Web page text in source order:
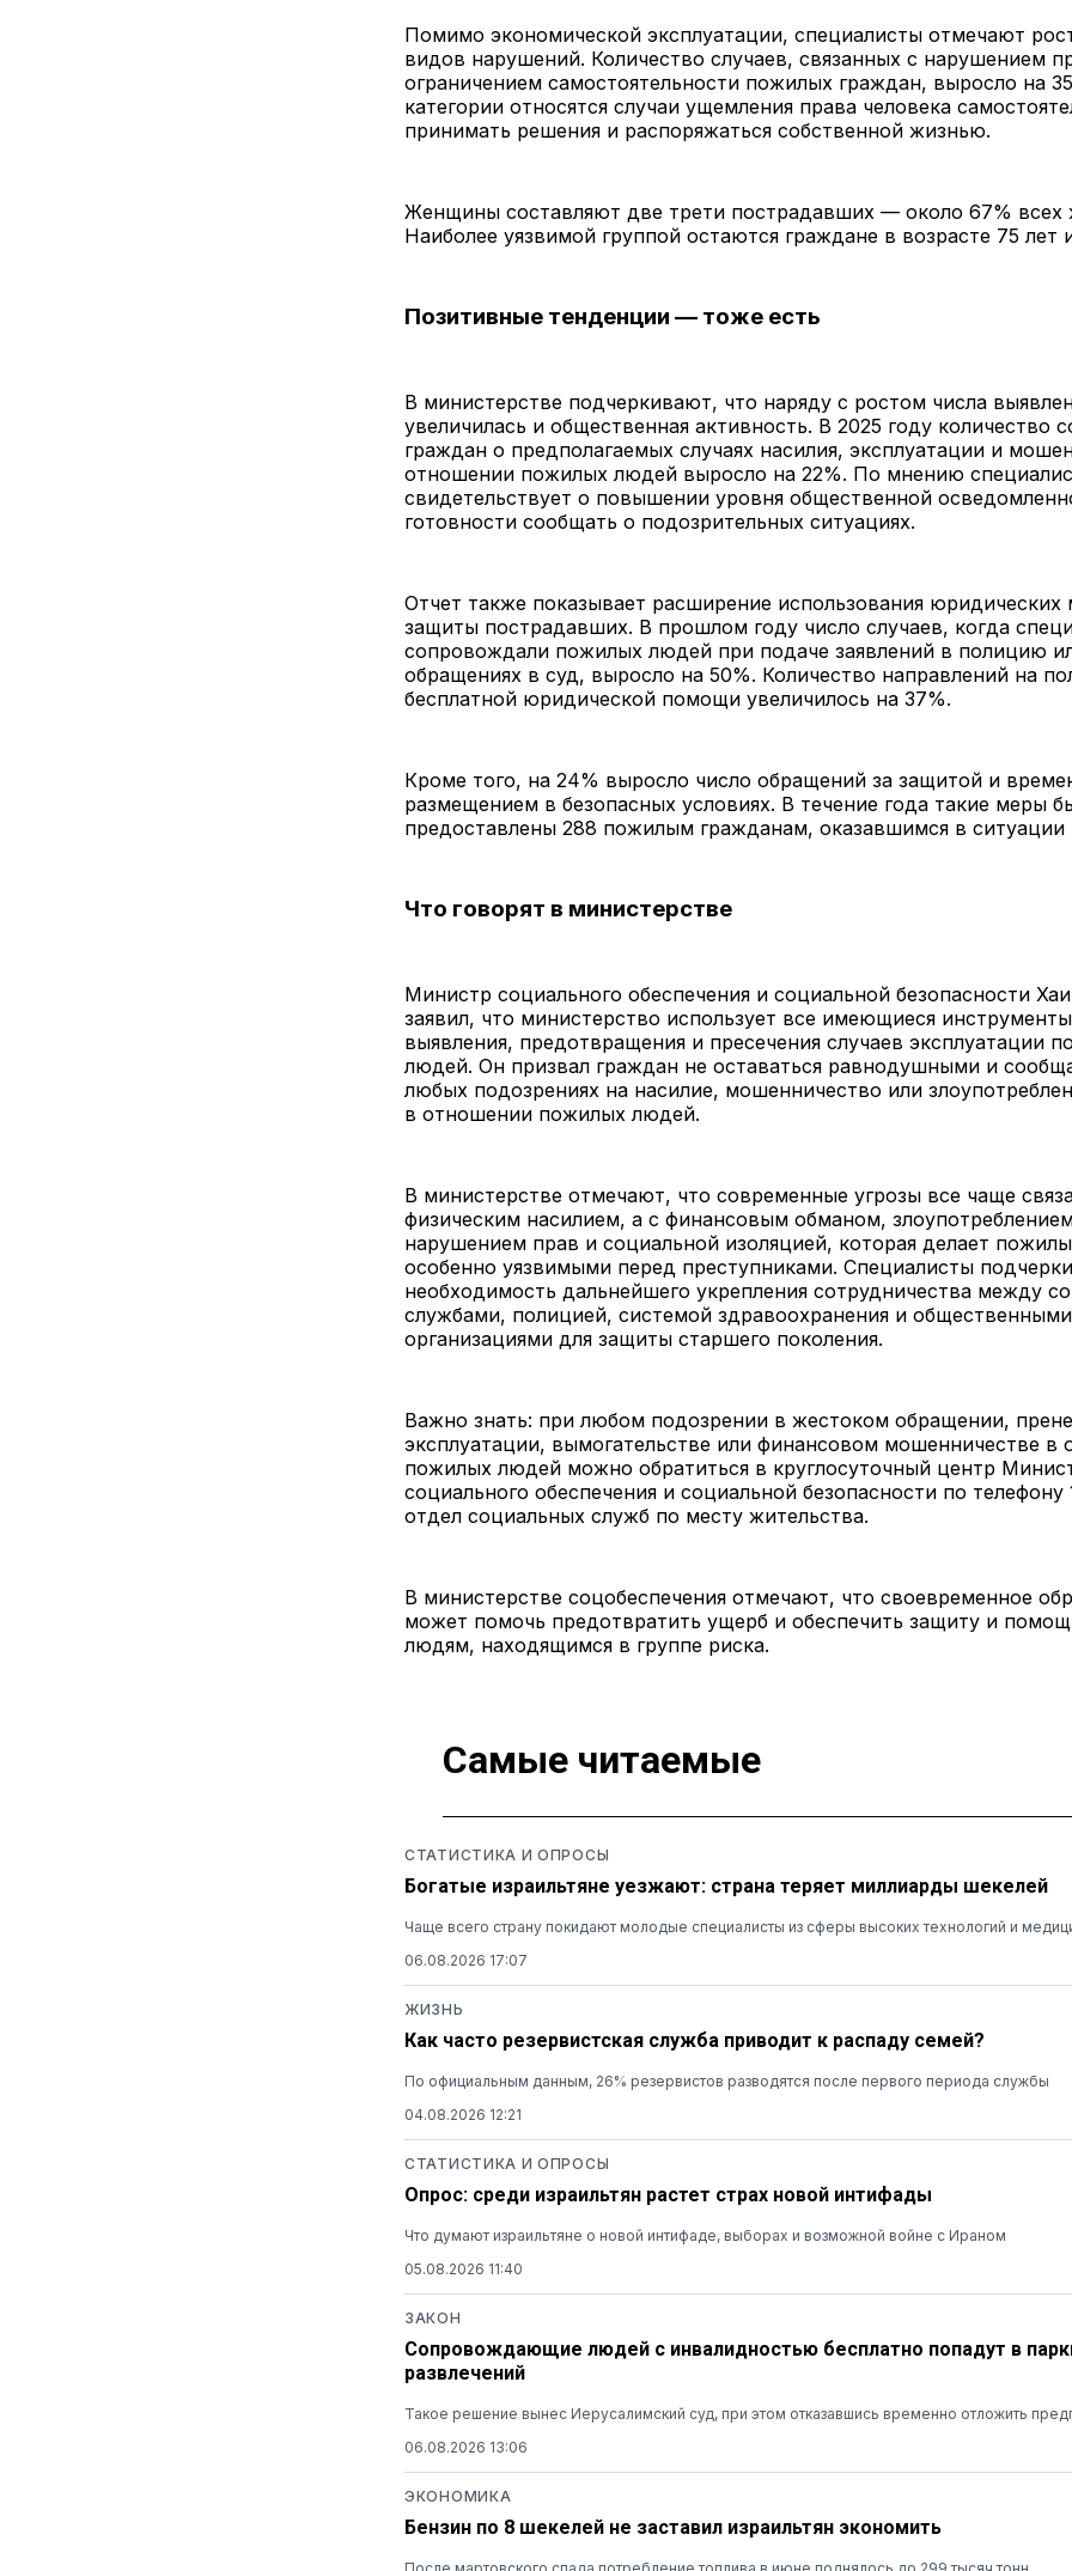
Помимо экономической эксплуатации, специалисты отмечают
видов нарушений. Количество случаев, связанных с нарушением
ограничением самостоятельности пожилых граждан, выросло на
категории относятся случаи ущемления права человека
принимать решения и распоряжаться собственной жизнью.
Женщины составляют две трети пострадавших — около 67% всех
Наиболее уязвимой группой остаются граждане в возрасте 75 лет
Позитивные тенденции — тоже есть
В министерстве подчеркивают, что наряду с ростом числа
увеличилась и общественная активность. В 2025 году количество
граждан о предполагаемых случаях насилия, эксплуатации и
отношении пожилых людей выросло на 22%. По мнению
свидетельствует о повышении уровня общественной
готовности сообщать о подозрительных ситуациях.
Отчет также показывает расширение использования юридических
защиты пострадавших. В прошлом году число случаев, когда
сопровождали пожилых людей при подаче заявлений в полицию
обращениях в суд, выросло на 50%. Количество направлений на
бесплатной юридической помощи увеличилось на 37%.
Кроме того, на 24% выросло число обращений за защитой и
размещением в безопасных условиях. В течение года такие меры
предоставлены 288 пожилым гражданам, оказавшимся в ситуации
Что говорят в министерстве
Министр социального обеспечения и социальной безопасности
заявил, что министерство использует все имеющиеся
выявления, предотвращения и пресечения случаев эксплуатации
людей. Он призвал граждан не оставаться равнодушными и
любых подозрениях на насилие, мошенничество или
в отношении пожилых людей.
В министерстве отмечают, что современные угрозы все чаще
физическим насилием, а с финансовым обманом,
нарушением прав и социальной изоляцией, которая делает
особенно уязвимыми перед преступниками. Специалисты
необходимость дальнейшего укрепления сотрудничества между
службами, полицией, системой здравоохранения и общественными
организациями для защиты старшего поколения.
Важно знать: при любом подозрении в жестоком обращении,
эксплуатации, вымогательстве или финансовом мошенничестве в
пожилых людей можно обратиться в круглосуточный центр
социального обеспечения и социальной безопасности по телефону
отдел социальных служб по месту жительства.
В министерстве соцобеспечения отмечают, что своевременное
может помочь предотвратить ущерб и обеспечить защиту и
людям, находящимся в группе риска.
Самые читаемые
СТАТИСТИКА И ОПРОСЫ
Богатые израильтяне уезжают: страна теряет миллиарды шекелей
Чаще всего страну покидают молодые специалисты из сферы высоких технологий и
06.08.2026 17:07
ЖИЗНЬ
Как часто резервистская служба приводит к распаду семей?
По официальным данным, 26% резервистов разводятся после первого периода службы
04.08.2026 12:21
СТАТИСТИКА И ОПРОСЫ
Опрос: среди израильтян растет страх новой интифады
Что думают израильтяне о новой интифаде, выборах и возможной войне с Ираном
05.08.2026 11:40
ЗАКОН
Сопровождающие людей с инвалидностью бесплатно попадут в
развлечений
Такое решение вынес Иерусалимский суд, при этом отказавшись временно отложить
06.08.2026 13:06
ЭКОНОМИКА
Бензин по 8 шекелей не заставил израильтян экономить